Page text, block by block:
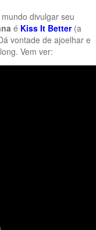
divulgar seu
é Kiss It Better(a
vontade de ajoelhar e
Vem ver: